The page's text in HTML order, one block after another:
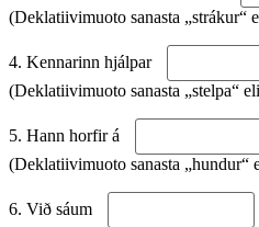
(Deklatiivimuoto sanasta „strákur“
4. Kennarinn hjálpar
(Deklatiivimuoto sanasta „stelpa“
5. Hann horfir á
(Deklatiivimuoto sanasta „hundur“
6. Við sáum